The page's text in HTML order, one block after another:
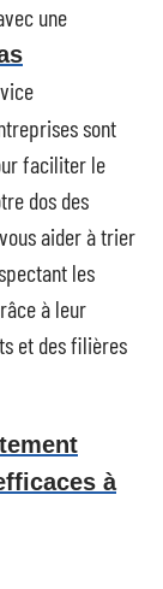
une
sont
faciliter le
dos des
aider à trier
les
à leur
et des filières
à